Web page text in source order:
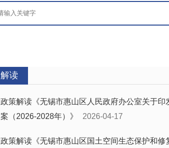
解读
政策解读《无锡市惠山区人民政府办公室关于
案（2026-2028年）》
2026-04-17
政策解读《无锡市惠山区国土空间生态保护和修